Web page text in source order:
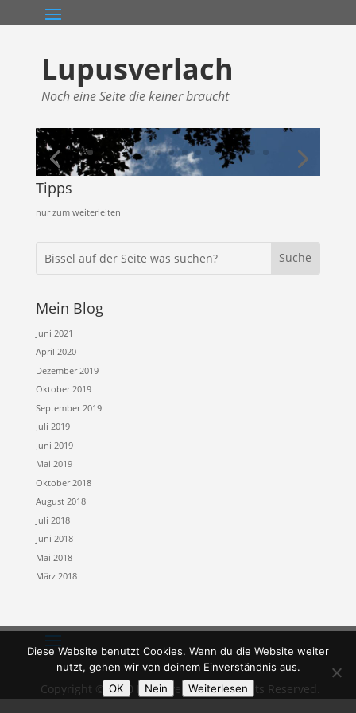
Lupusverlach
Noch eine Seite die keiner braucht
Tipps
nur zum weiterleiten
Mein Blog
Juni 2021
April 2020
Dezember 2019
Oktober 2019
September 2019
Juli 2019
Juni 2019
Mai 2019
Oktober 2018
August 2018
Juli 2018
Juni 2018
Mai 2018
März 2018
Copyright © 2020 Lupusverlach. All Rights Reserved.
Diese Website benutzt Cookies. Wenn du die Website weiter
nutzt, gehen wir von deinem Einverständnis aus.
OK
Nein Weiterlesen